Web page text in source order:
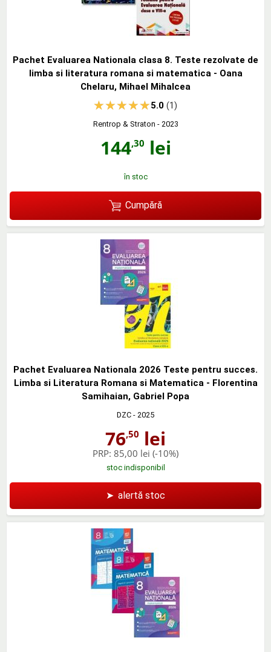
Pachet Evaluarea Nationala clasa 8. Teste rezolvate de
limba si literatura romana si matematica - Oana
Chelaru, Mihael Mihalcea
5.0(1)
Rentrop & Straton - 2023
144,30 lei
în stoc
Cumpără
Pachet Evaluarea Nationala 2026 Teste pentru succes.
Limba si Literatura Romana si Matematica - Florentina
Samihaian, Gabriel Popa
DZC - 2025
76,50 lei
PRP: 85,00 lei (-10%)
stoc indisponibil
➤ alertă stoc